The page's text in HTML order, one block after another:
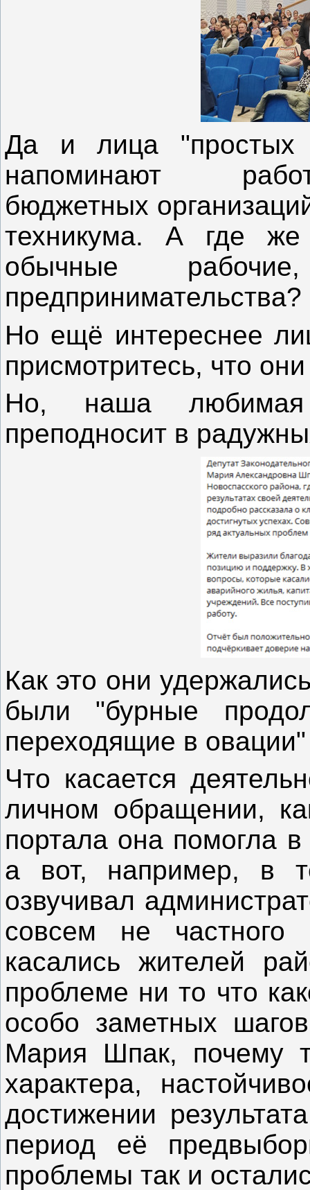
Да и лица "простых
напоминают
бюджетных
техникума. А где
обычные
предпринимательства?
Но ещё интереснее
присмотритесь, что
Но, наша любимая
преподносит в
Как это они
были "бурные
переходящие в
Что касается
личном обращении,
портала она помогла
а вот, например, в
озвучивал
совсем не частного
касались жителей
проблеме ни то что
особо заметных
Мария Шпак, почему
характера,
достижении
период её
проблемы так и